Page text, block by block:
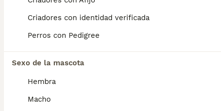
Criadores con identidad verificada
Perros con Pedigree
Sexo de la mascota
Hembra
Macho
Su carácter es alegre, amistoso y curioso, lo
que les permite llevarse bien con otros
perros y personas, aunque pueden ser un
poco reservados con extraños. Su pelaje
su entorno nórdico.
¿Los pastores islandeses